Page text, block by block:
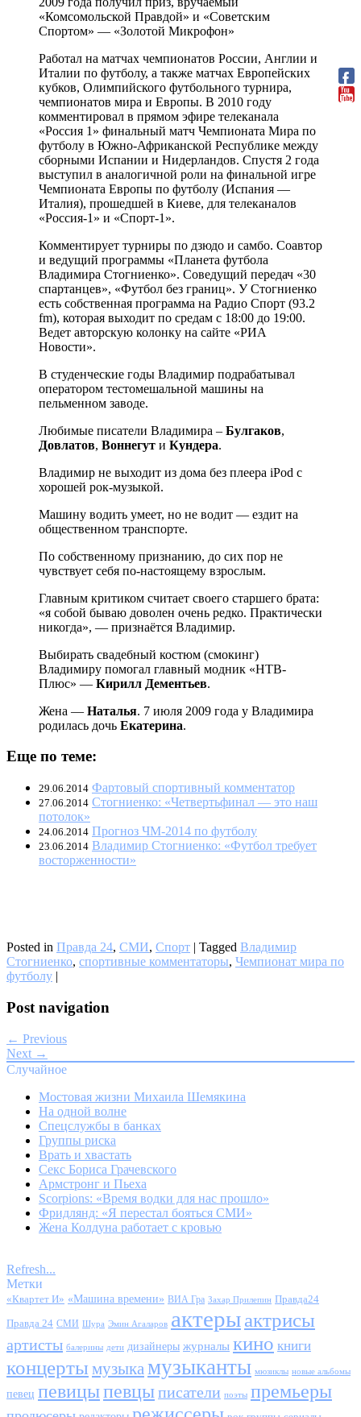
«Комсомольской Правдой» и «Советским
Спортом» — «Золотой Микрофон»
Работал на матчах чемпионатов России, Англии и
Италии по футболу, а также матчах Европейских
кубков, Олимпийского футбольного турнира,
чемпионатов мира и Европы. В 2010 году
комментировал в прямом эфире телеканала
«Россия 1» финальный матч Чемпионата Мира по
футболу в Южно-Африканской Республике между
сборными Испании и Нидерландов. Спустя 2 года
выступил в аналогичной роли на финальной игре
Чемпионата Европы по футболу (Испания —
Италия), прошедшей в Киеве, для телеканалов
«Россия-1» и «Спорт-1».
Комментирует турниры по дзюдо и самбо. Соавтор
и ведущий программы «Планета футбола
Владимира Стогниенко». Соведущий передач «30
спартанцев», «Футбол без границ». У Стогниенко
есть собственная программа на Радио Спорт (93.2
fm), которая выходит по средам с 18:00 до 19:00.
Ведет авторскую колонку на сайте «РИА
Новости».
В студенческие годы Владимир подрабатывал
оператором тестомешальной машины на
пельменном заводе.
Любимые писатели Владимира – Булгаков,
Довлатов, Воннегут и Кундера.
Владимир не выходит из дома без плеера iPod с
хорошей рок-музыкой.
Машину водить умеет, но не водит — ездит на
общественном транспорте.
По собственному признанию, до сих пор не
чувствует себя по-настоящему взрослым.
Главным критиком считает своего старшего брата:
«я собой бываю доволен очень редко. Практически
никогда», — признаётся Владимир.
Выбирать свадебный костюм (смокинг)
Владимиру помогал главный модник «НТВ-
Плюс» — Кирилл Дементьев.
Жена — Наталья. 7 июля 2009 года у Владимира
родилась дочь Екатерина.
Еще по теме:
29.06.2014 Фартовый спортивный комментатор
27.06.2014 Стогниенко: «Четвертьфинал — это наш
потолок»
24.06.2014 Прогноз ЧМ-2014 по футболу
23.06.2014 Владимир Стогниенко: «Футбол требует
восторженности»
Posted in Правда 24, СМИ, Спорт | Tagged Владимир
Стогниенко, спортивные комментаторы, Чемпионат мира по
футболу |
Post navigation
← Previous
Next →
Случайное
Мостовая жизни Михаила Шемякина
На одной волне
Спецслужбы в банках
Группы риска
Врать и хвастать
Секс Бориса Грачевского
Армстронг и Пьеха
Scorpions: «Время водки для нас прошло»
Фридлянд: «Я перестал бояться СМИ»
Жена Колдуна работает с кровью
Refresh...
Метки
«Квартет И» «Машина времени» ВИА Гра Захар Прилепин Правда24
Правда 24 СМИ Шура Эмин Агаларов актерыактрисы
артисты балерины дети дизайнеры журналы кино книги
концерты музыка музыканты мюзиклы новые альбомы
певец певицыпевцыписатели поэты премьеры